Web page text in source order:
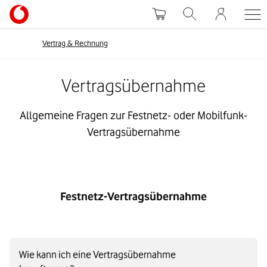
Vertrag & Rechnung
Vertragsübernahme
Allgemeine Fragen zur Festnetz- oder Mobilfunk-
Vertragsübernahme
Festnetz-Vertragsübernahme
Wie kann ich eine Vertragsübernahme